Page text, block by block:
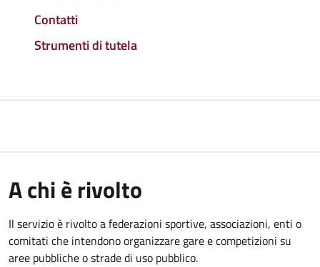
Contatti
Strumenti di tutela
A chi è rivolto
Il servizio è rivolto a federazioni sportive, associazioni, enti o
comitati che intendono organizzare gare e competizioni su
aree pubbliche o strade di uso pubblico.